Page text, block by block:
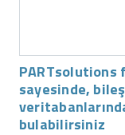
PARTsolutions
sayesinde,
bulabilirsiniz